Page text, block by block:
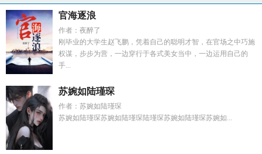
官海逐浪
作者：夜醉了
刚毕业的大学生赵飞鹏，凭着自己的聪明才智，在官场之中巧施
权谋，步步为营，一边穿行于各式美女当中，一边运用自己的
手...
苏婉如陆瑾琛
作者：苏婉如陆瑾琛
苏婉如陆瑾琛苏婉如陆瑾琛陆瑾琛苏婉如陆瑾琛苏婉如...